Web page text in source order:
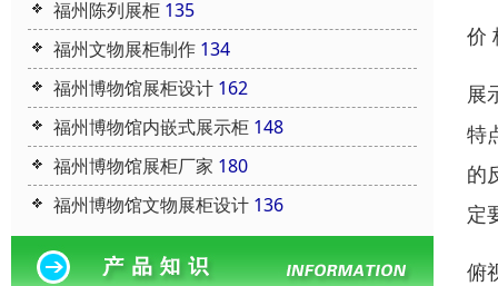
福州陈列展柜 135
福州文物展柜制作 134
福州博物馆展柜设计 162
福州博物馆内嵌式展示柜 148
福州博物馆展柜厂家 180
福州博物馆文物展柜设计 136
价
展
特
的
定
俯